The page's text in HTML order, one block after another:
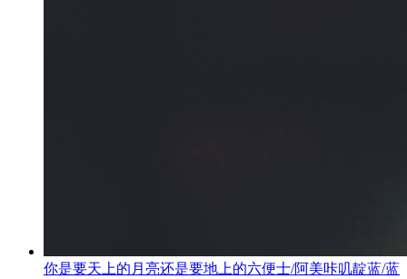
你是要天上的月亮还是要地上的六便士/阿美咔叽靛蓝/蓝